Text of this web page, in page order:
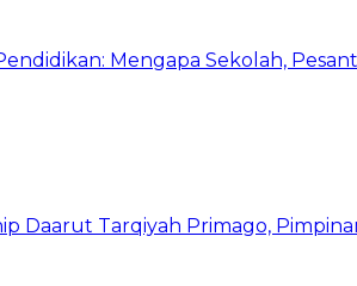
Mengapa Sekolah,
Daarut Tarqiyah Primago,